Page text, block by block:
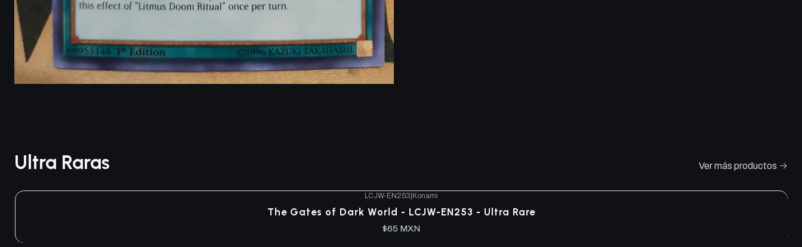
Ultra Raras Ver más productos
LCJW-EN253 Konami
The Gates of Dark World - LCJW-EN253 - Ultra Rare
$65 MXN